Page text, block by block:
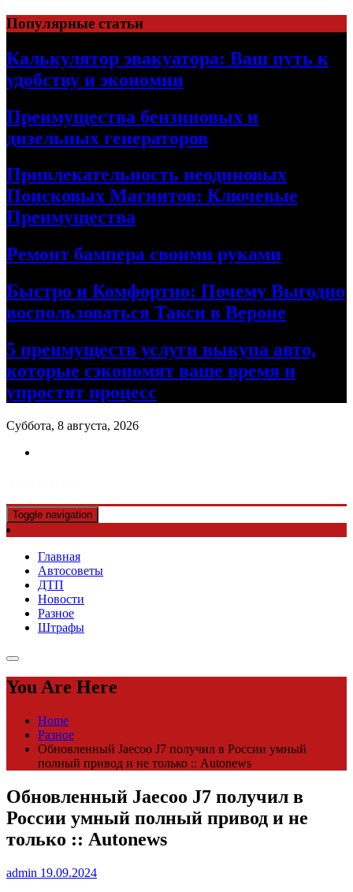
Skip
to
content
Популярные статьи
Калькулятор эвакуатора: Ваш путь к
удобству и экономии
Преимущества бензиновых и
дизельных генераторов
Привлекательность неодиновых
Поисковых Магнитов: Ключевые
Преимущества
Ремонт бампера своими руками
Быстро и Комфортно: Почему Выгодно
воспользоваться Такси в Вероне
5 преимуществ услуги выкупа авто,
которые сэкономят ваше время и
упростят процесс
Суббота, 8 августа, 2026
Toggle navigation
Главная
Автосоветы
ДТП
Новости
Разное
Штрафы
You Are Here
Home
Разное
Обновленный Jaecoo J7 получил в России умный
полный привод и не только :: Autonews
Обновленный Jaecoo J7 получил в
России умный полный привод и не
только :: Autonews
admin 19.09.2024